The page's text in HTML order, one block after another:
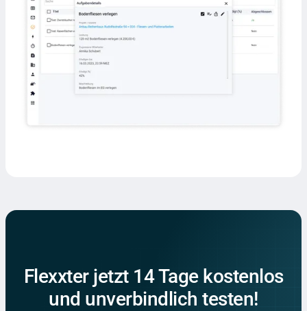
Flexxter jetzt 14 Tage kostenlos
und unverbindlich testen!